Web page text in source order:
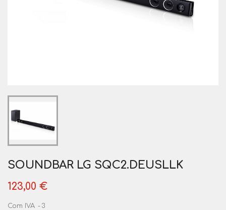
SOUNDBAR LG SQC2.DEUSLLK
123,00 €
Com IVA 3